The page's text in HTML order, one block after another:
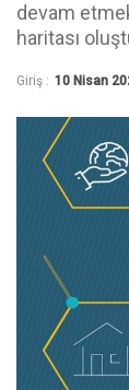
devam
haritası
Giriş : 10 Nisan